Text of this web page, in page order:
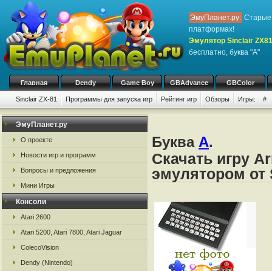
ЭмуПланет.ру: Старые
платформах!
Эмулятор Sinclair ZX81
бесплатно, буква "A"
Главная Dendy Game Boy GBAdvance GBColor
Sinclair ZX-81 Программы для запуска игр Рейтинг игр Обзоры Игры: #
ЭмуПланет.ру
О проекте
Новости игр и программ
Вопросы и предложения
Мини Игры
Консоли
Atari 2600
Atari 5200, Atari 7800, Atari Jaguar
ColecoVision
Dendy (Nintendo)
Буква A.
Скачать игру
эмулятором от